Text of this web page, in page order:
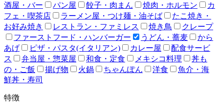
酒屋・バー
パン屋 餃子・肉まん 焼肉・ホルモン
カ
フェ・喫茶店
ラーメン屋・つけ麺・油そば
たこ焼き・
お好み焼き
レストラン・ファミレス 焼き鳥
クレープ
ファーストフード・ハンバーガー
うどん・蕎麦
から
あげ
ピザ・パスタ(イタリアン) カレー屋
配食サービ
ス
弁当屋・惣菜屋 和食・定食 メキシコ料理
丼も
の・ご飯
揚げ物 火鍋 ちゃんぽん 洋食
魚介・海
鮮丼・寿司
特徴